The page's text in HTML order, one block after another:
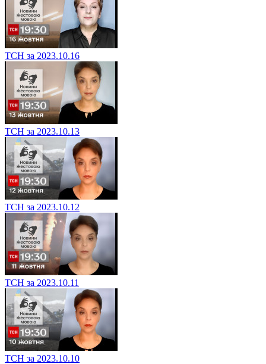
ТСН за 2023.10.16
ТСН за 2023.10.13
ТСН за 2023.10.12
ТСН за 2023.10.11
ТСН за 2023.10.10